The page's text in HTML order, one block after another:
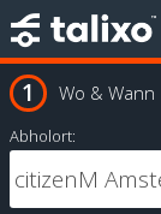
Wo & Wann
Abholort: